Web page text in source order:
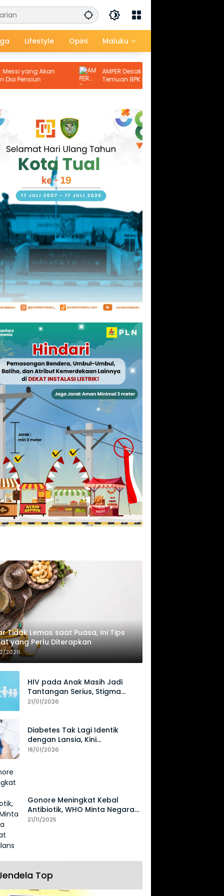
Lifestyle Opini Maluku
Akan
AMPER Desak Kejari Malra Tindaklanjuti
Temuan BPK soal Dugaan Kerugian
Negara Proyek Pasar Langgur
Tidak Lemas saat Puasa, Ini Tips
yang Perlu Diterapkan
2026
HIV pada Anak Masih Jadi
Tantangan Serius, Stigma
Hambat Akses Perawatan
21/01/2026
Diabetes Tak Lagi Identik
dengan Lansia, Kini
Mengancam Generasi Muda
18/01/2026
Gonore Meningkat Kebal
Antibiotik, WHO Minta Negara
Perkuat Surveilans
21/11/2025
Top